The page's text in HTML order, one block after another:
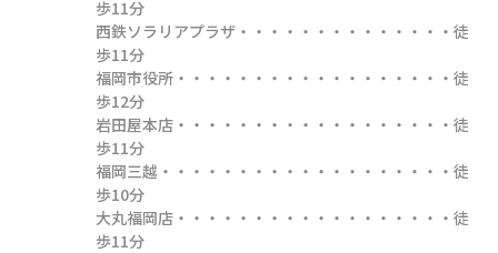
歩11分
西鉄ソラリアプラザ・・・・・・・・・・・・・・徒
歩11分
福岡市役所・・・・・・・・・・・・・・・・・・徒
歩12分
岩田屋本店・・・・・・・・・・・・・・・・・・徒
歩11分
福岡三越・・・・・・・・・・・・・・・・・・・徒
歩10分
大丸福岡店・・・・・・・・・・・・・・・・・・徒
歩11分